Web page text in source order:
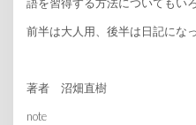
前半は大人用、後半は日記にな
著者 沼畑直樹
note